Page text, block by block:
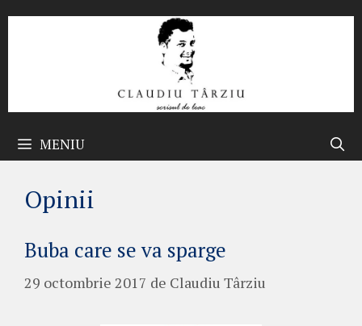
MENIU
Opinii
Buba care se va sparge
29 octombrie 2017 de Claudiu Târziu